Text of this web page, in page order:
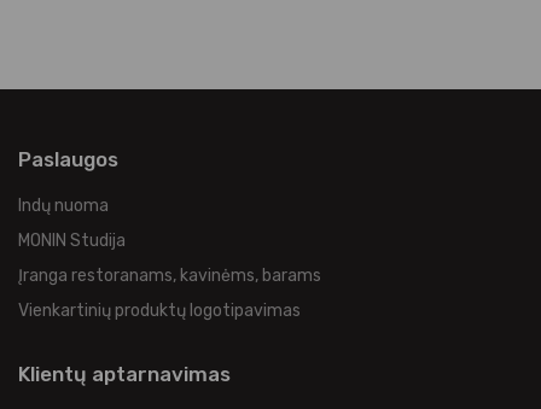
Paslaugos
Indų nuoma
MONIN Studija
Įranga restoranams, kavinėms, barams
Vienkartinių produktų logotipavimas
Klientų aptarnavimas